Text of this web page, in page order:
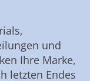
und
Ihre Marke,
letzten Endes